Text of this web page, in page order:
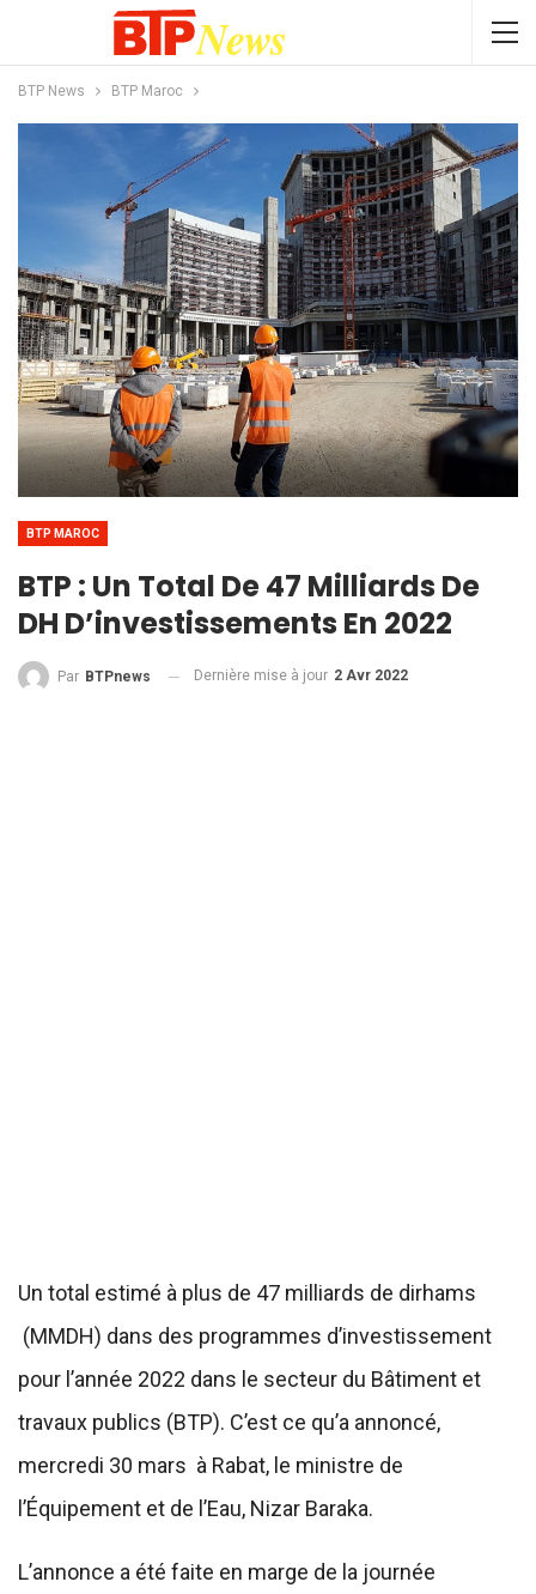
BTP News BTP Maroc
BTP MAROC
BTP : Un Total De 47 Milliards De
DH D’investissements En 2022
Par BTPnews Dernière mise à jour 2 Avr 2022
Un total estimé à plus de 47 milliards de dirhams
(MMDH) dans des programmes d’investissement
pour l’année 2022 dans le secteur du Bâtiment et
travaux publics (BTP). C’est ce qu’a annoncé,
mercredi 30 mars à Rabat, le ministre de
l’Équipement et de l’Eau, Nizar Baraka.
L’annonce a été faite en marge de la journée